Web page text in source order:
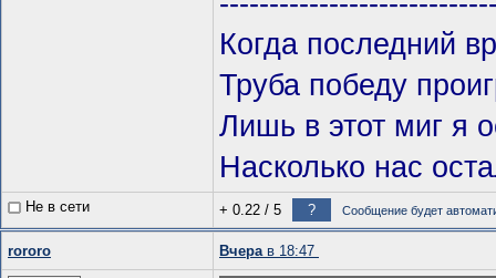
Когда последний
Труба победу
Лишь в этот миг я
Насколько нас
Не в сети + 0.22 / 5 ? Сообщение будет
rororo Вчерав 18:47